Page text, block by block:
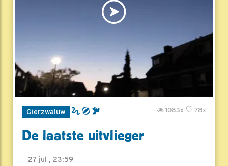
Gierzwaluw 78x
1083x
De laatste uitvlieger
27 jul , 23:59